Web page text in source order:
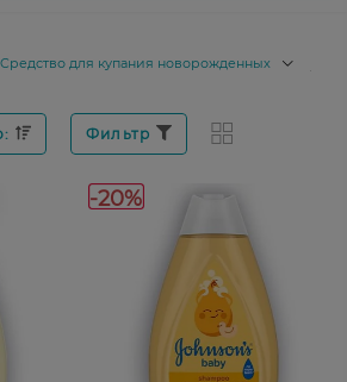
Cредство для купания новорожденных
Фильтр
-20%